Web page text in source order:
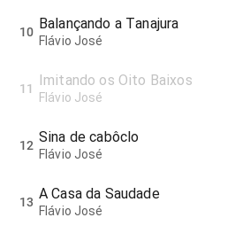
10 Balançando a Tanajura
Flávio José
11 Imitando os Oito Baixos
Flávio José
12 Sina de cabôclo
Flávio José
13 A Casa da Saudade
Flávio José